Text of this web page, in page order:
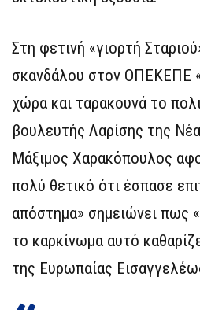
Στη φετινή «γιορτή
σκανδάλου στον ΟΠΕΚΕΠΕ
χώρα και ταρακουνά το
βουλευτής Λαρίσης της
Μάξιμος Χαρακόπουλος
πολύ θετικό ότι έσπασε
απόστημα» σημειώνει πως
το καρκίνωμα αυτό
της Ευρωπαίας